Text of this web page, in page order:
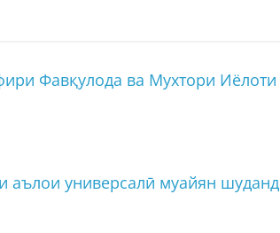
Фавқулода ва Мухтори Иёлоти
аълои универсалӣ муайян шуданд